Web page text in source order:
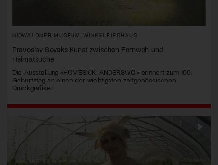
NIDWALDNER MUSEUM WINKELRIEDHAUS
Pravoslav Sovaks Kunst zwischen Fernweh und
Heimatsuche
Die Ausstellung «HOMESICK. ANDERSWO» erinnert zum 100.
Geburtstag an einen der wichtigsten zeitgenössischen
Druckgrafiker.